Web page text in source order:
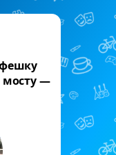
мосту —